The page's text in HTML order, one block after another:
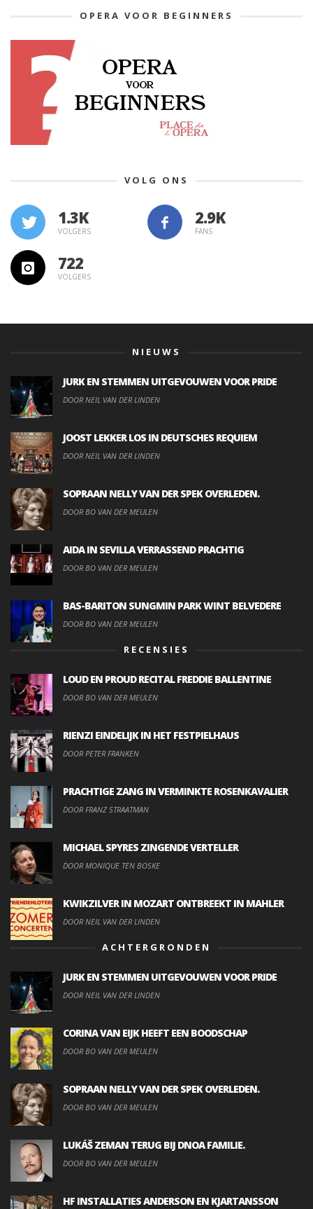
OPERA VOOR BEGINNERS
VOLG ONS
1.3K
VOLGERS FANS
722
VOLGERS
NIEUWS
JURK EN STEMMEN UITGEVOUWEN VOOR PRIDE
DOOR NEIL VAN DER LINDEN
JOOST LEKKER LOS IN DEUTSCHES REQUIEM
DOOR NEIL VAN DER LINDEN
SOPRAAN NELLY VAN DER SPEK OVERLEDEN.
DOOR BO VAN DER MEULEN
AIDA IN SEVILLA VERRASSEND PRACHTIG
DOOR BO VAN DER MEULEN
BAS-BARITON SUNGMIN PARK WINT BELVEDERE
DOOR BO VAN DER MEULEN
RECENSIES
LOUD EN PROUD RECITAL FREDDIE BALLENTINE
DOOR BO VAN DER MEULEN
RIENZI EINDELIJK IN HET FESTPIELHAUS
DOOR PETER FRANKEN
PRACHTIGE ZANG IN VERMINKTE ROSENKAVALIER
DOOR FRANZ STRAATMAN
MICHAEL SPYRES ZINGENDE VERTELLER
DOOR MONIQUE TEN BOSKE
KWIKZILVER IN MOZART ONTBREEKT IN MAHLER
DOOR NEIL VAN DER LINDEN
ACHTERGRONDEN
JURK EN STEMMEN UITGEVOUWEN VOOR PRIDE
DOOR NEIL VAN DER LINDEN
CORINA VAN EIJK HEEFT EEN BOODSCHAP
DOOR BO VAN DER MEULEN
SOPRAAN NELLY VAN DER SPEK OVERLEDEN.
DOOR BO VAN DER MEULEN
LUKÁŠ ZEMAN TERUG BIJ DNOA FAMILIE.
DOOR BO VAN DER MEULEN
HF INSTALLATIES ANDERSON EN KJARTANSSON